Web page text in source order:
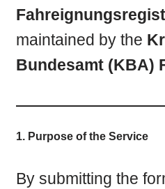
maintained by the
Bundesamt (KBA)
1. Purpose of the Service
By submitting the